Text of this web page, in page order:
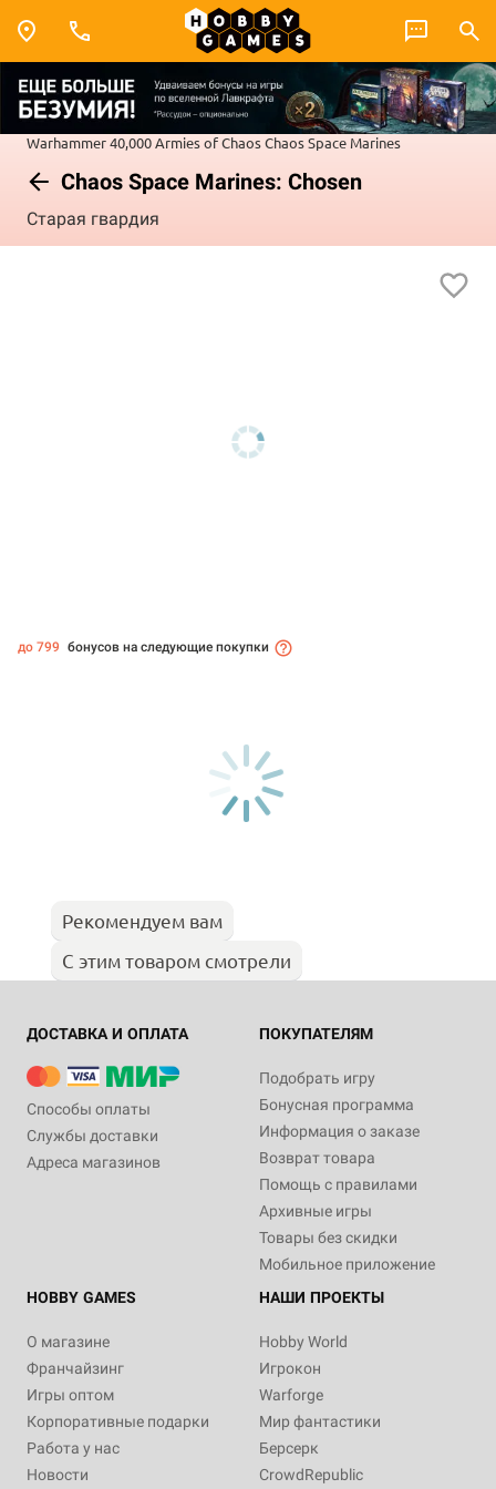
Warhammer 40,000Armies of ChaosChaos Space Marines
Chaos Space Marines: Chosen
Старая гвардия
до 799 бонусов на следующие покупки
Рекомендуем вам
С этим товаром смотрели
ДОСТАВКА И ОПЛАТА
Способы оплаты
Службы доставки
Адреса магазинов
ПОКУПАТЕЛЯМ
Подобрать игру
Бонусная программа
Информация о заказе
Возврат товара
Помощь с правилами
Архивные игры
Товары без скидки
Мобильное приложение
HOBBY GAMES
О магазине
Франчайзинг
Игры оптом
Корпоративные подарки
Работа у нас
Новости
НАШИ ПРОЕКТЫ
Hobby World
Игрокон
Warforge
Мир фантастики
Берсерк
CrowdRepublic